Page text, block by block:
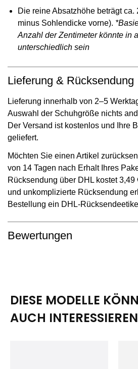
Die reine Absatzhöhe beträgt ca.
minus Sohlendicke vorne).
Anzahl der Zentimeter könnte in
unterschiedlich sein
Lieferung & Rücksendung
Lieferung innerhalb von 2–5
Auswahl der Schuhgröße nichts
Der Versand ist kostenlos und Ihre
geliefert.
Möchten Sie einen Artikel
von 14 Tagen nach Erhalt Ihres
Rücksendung über DHL kostet
und unkomplizierte Rücksendung
Bestellung ein DHL-
Bewertungen
DIESE MODELLE
AUCH INTERESSIEREN